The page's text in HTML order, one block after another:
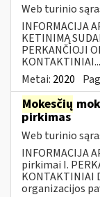
Web turinio
INFORMACIJA
KETINIMĄ
PERKANČIOJI
KONTAKTINIAI...
Metai: 2020
Mokesčių
pirkimas
Web turinio
INFORMACIJA
pirkimai I.
KONTAKTINIAI
organizacijos